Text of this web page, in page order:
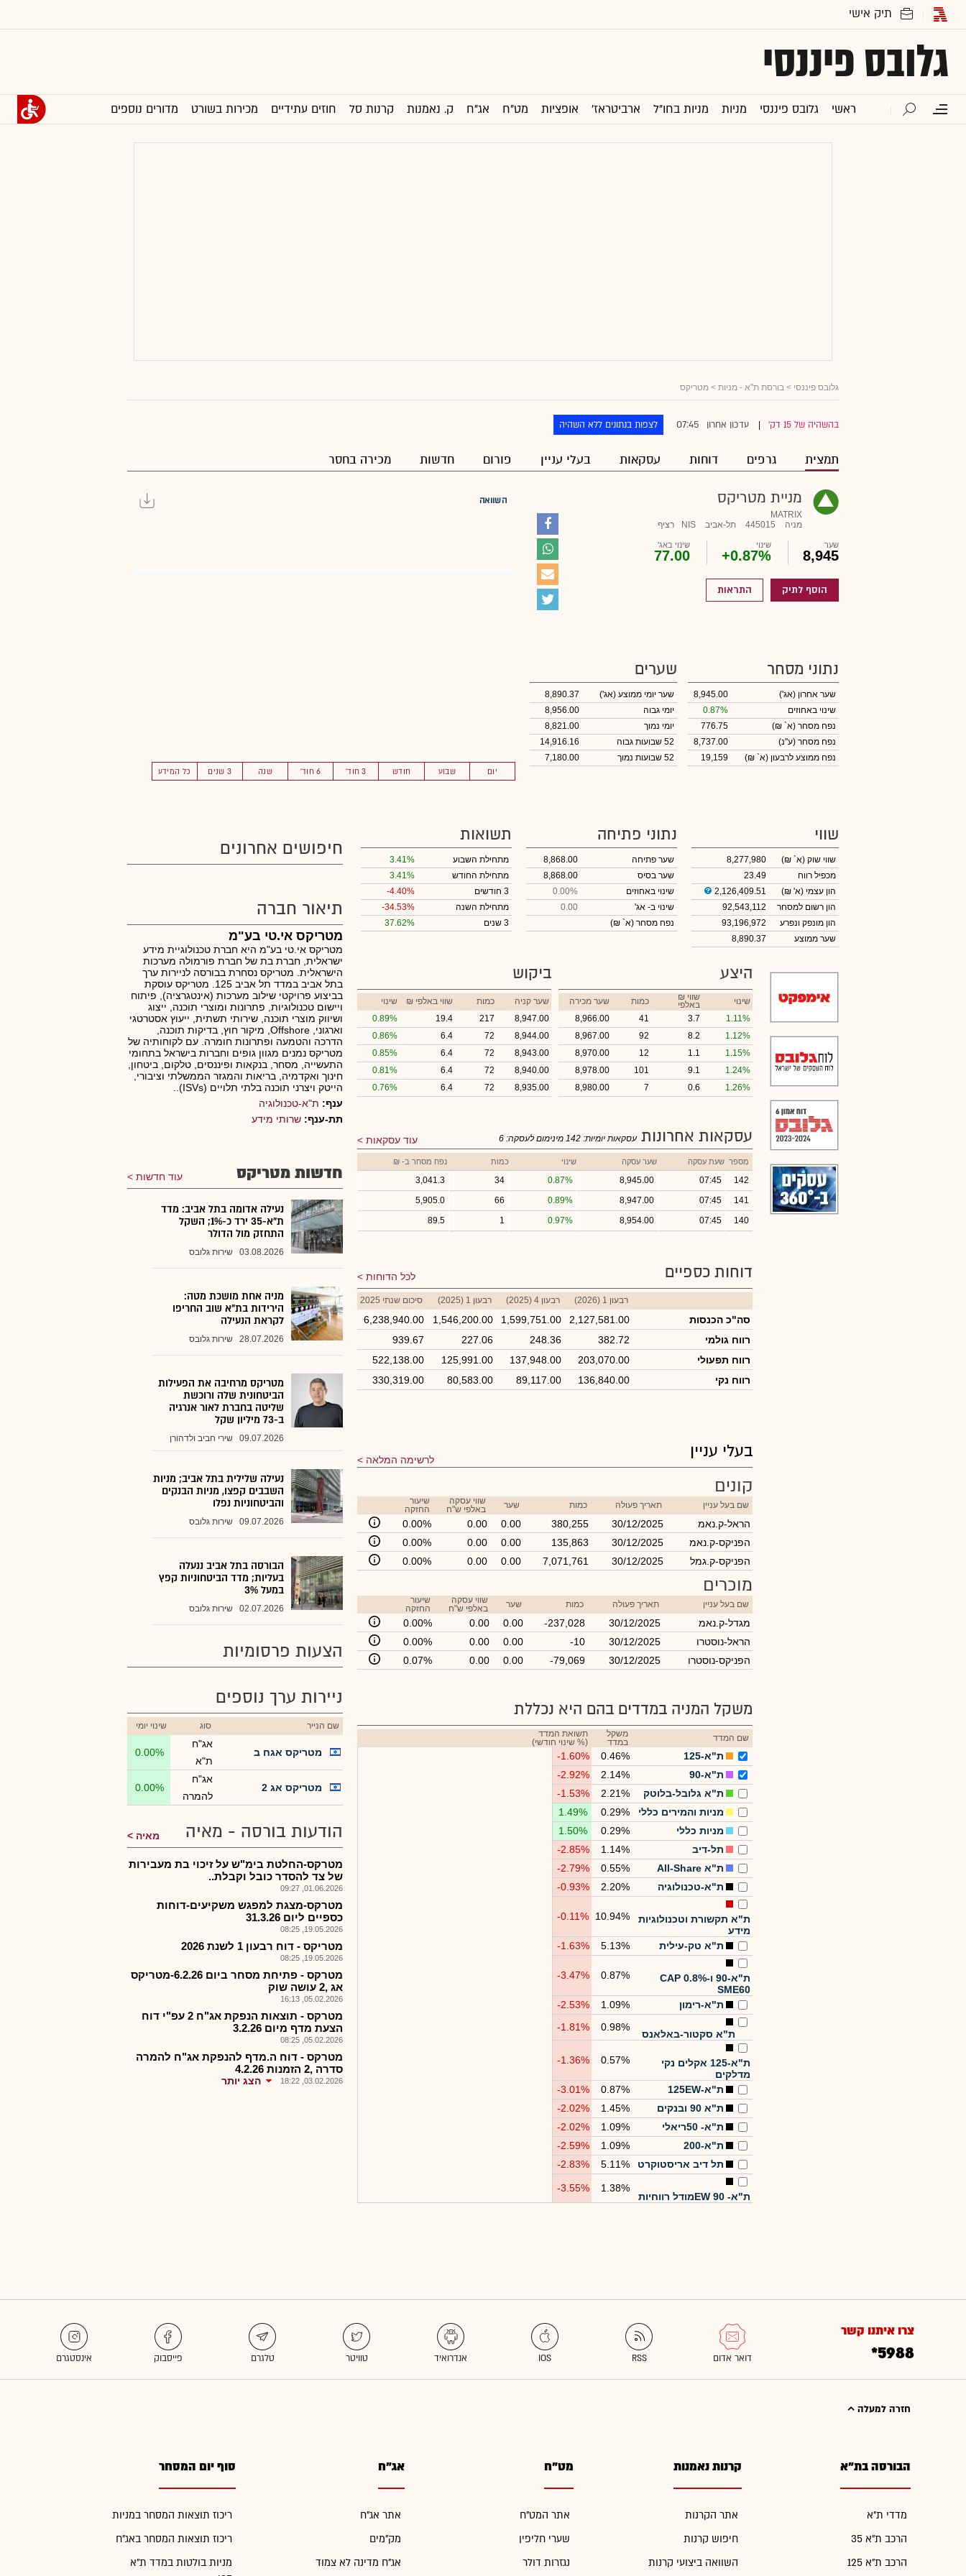
גלובס פיננסי
ראשי גלובס פיננסי מניות מניות בחו"ל ארביטראז' אופציות מט"ח אג"ח ק. נאמנות קרנות סל חוזים עתידיים מכירות בשורט מדורים נוספים
גלובס פיננסי > בורסת ת"א - מניות > מטריקס
בהשהיה של 15 דק' עדכון אחרון 07:45 לצפות בנתונים ללא השהיה
תמצית גרפים דוחות עסקאות בעלי עניין פורום חדשות מכירה בחסר
מניית מטריקס
MATRIX
מניה
445015 תל-אביב NIS רציף
שער
8,945
שינוי
+0.87%
שינוי באג'
77.00
הוסף לתיק התראות
השוואה
יום שבוע חודש 3 חוד' 6 חוד' שנה 3 שנים כל המידע
נתוני מסחר
שער אחרון (אג')
8,945.00
שינוי באחוזים
0.87%
נפח מסחר (א` ₪)
776.75
נפח מסחר (ע"נ)
8,737.00
נפח ממוצע לרבעון (א` ₪)
19,159
שערים
שער יומי ממוצע (אג')
8,890.37
יומי גבוה
8,956.00
יומי נמוך
8,821.00
52 שבועות גבוה
14,916.16
52 שבועות נמוך
7,180.00
שווי
שווי שוק (א` ₪)
8,277,980
מכפיל רווח
23.49
הון עצמי (א' ₪)
2,126,409.51
הון רשום למסחר
92,543,112
הון מונפק ונפרע
93,196,972
שער ממוצע
8,890.37
נתוני פתיחה
שער פתיחה
8,868.00
שער בסיס
8,868.00
שינוי באחוזים
0.00%
שינוי ב- אג'
0.00
נפח מסחר (א` ₪)
תשואות
מתחילת השבוע
3.41%
מתחילת החודש
3.41%
3 חודשים
-4.40%
מתחילת השנה
-34.53%
3 שנים
37.62%
היצע
שינוי ₪ שווי
באלפי כמות
שער מכירה
1.11%
3.7
41
8,966.00
1.12%
8.2
92
8,967.00
1.15%
1.1
12
8,970.00
1.24%
9.1
101
8,978.00
1.26%
0.6
7
8,980.00
ביקוש
שער קניה כמות ₪ שווי באלפי
שינוי
8,947.00
217
19.4
0.89%
8,944.00
72
6.4
0.86%
8,943.00
72
6.4
0.85%
8,940.00
72
6.4
0.81%
8,935.00
72
6.4
0.76%
עסקאות אחרונות עוד עסקאות עסקאות יומיות: 142 מינימום לעסקה: 6
מספר שעת עסקה שער עסקה שינוי כמות נפח מסחר ב- ₪
142
07:45
8,945.00
0.87%
34
3,041.3
141
07:45
8,947.00
0.89%
66
5,905.0
140
07:45
8,954.00
0.97%
1
89.5
דוחות כספיים לכל הדוחות
רבעון 1 (2026) רבעון 4 (2025) רבעון 1 (2025) סיכום שנתי 2025
סה"כ הכנסות 2,127,581.00
1,599,751.00
1,546,200.00
6,238,940.00
רווח גולמי
382.72
248.36
227.06
939.67
רווח תפעולי
203,070.00
137,948.00
125,991.00
522,138.00
רווח נקי
136,840.00
89,117.00
80,583.00
330,319.00
בעלי עניין לרשימה המלאה
קונים
שם בעל עניין תאריך פעולה כמות שער
שווי עסקה
באלפי ש"ח
שיעור
החזקה
הראל-ק.נאמ 30/12/2025
380,255
0.00
0.00
0.00%
הפניקס-ק.נאמ
30/12/2025
135,863
0.00
0.00
0.00%
הפניקס-ק.גמל
30/12/2025
7,071,761
0.00
0.00
0.00%
מוכרים
שם בעל עניין תאריך פעולה כמות שער
שווי עסקה
באלפי ש"ח
שיעור
החזקה
מגדל-ק.נאמ 30/12/2025
-237,028
0.00
0.00
0.00%
הראל-נוסטרו
30/12/2025
-10
0.00
0.00
0.00%
הפניקס-נוסטרו
30/12/2025
-79,069
0.00
0.00
0.07%
משקל המניה במדדים בהם היא נכללת
שם המדד
משקל
במדד
תשואת המדד
(% שינוי חודשי)
ת"א-125 0.46%
-1.60%
ת"א-90
2.14%
-2.92%
ת"א גלובל-בלוטק
2.21%
-1.53%
מניות והמירים כללי
0.29%
1.49%
מניות כללי
0.29%
1.50%
תל-דיב
1.14%
-2.85%
ת"א All-Share
0.55%
-2.79%
ת"א-טכנולוגיה
2.20%
-0.93%
ת"א תקשורת וטכנולוגיות
מידע
10.94%
-0.11%
ת"א טק-עילית 5.13%
-1.63%
ת"א-90 ו-CAP 0.8%
SME60
0.87%
-3.47%
ת"א-רימון 1.09%
-2.53%
ת"א סקטור-באלאנס
0.98%
-1.81%
ת"א-125 אקלים נקי
מדלקים
0.57%
-1.36%
ת"א-125EW 0.87%
-3.01%
ת"א 90 ובנקים
1.45%
-2.02%
ת"א- 50ריאלי
1.09%
-2.02%
ת"א-200
1.09%
-2.59%
תל דיב אריסטוקרט
5.11%
-2.83%
ת"א- EW 90מודל רווחיות
1.38%
-3.55%
חיפושים אחרונים
תיאור חברה
מטריקס אי.טי בע"מ
מטריקס אי.טי בע"מ היא חברת טכנולוגיית מידע
ישראלית, חברת בת של חברת פורמולה מערכות
הישראלית. מטריקס נסחרת בבורסה לניירות ערך
בתל אביב במדד תל אביב 125. מטריקס עוסקת
בביצוע פרויקטי שילוב מערכות (אינטגרציה), פיתוח
ויישום טכנולוגיות, פתרונות ומוצרי תוכנה, ייצוג
ושיווק מוצרי תוכנה, שירותי תשתית, ייעוץ אסטרטגי
וארגוני, Offshore, מיקור חוץ, בדיקות תוכנה,
הדרכה והטמעה ופתרונות חומרה. עם לקוחותיה של
מטריקס נמנים מגוון גופים וחברות בישראל בתחומי
התעשייה, מסחר, בנקאות ופיננסים, טלקום, ביטחון,
חינוך ואקדמיה, בריאות והמגזר הממשלתי וציבורי,
הייטק ויצרני תוכנה בלתי תלויים (ISVs)..
ענף: ת"א-טכנולוגיה
תת-ענף: שרותי מידע
חדשות מטריקס עוד חדשות
נעילה אדומה בתל אביב: מדד
ת"א-35 ירד כ-1%; השקל
התחזק מול הדולר
03.08.2026 שירות גלובס
מניה אחת מושכת מטה:
הירידות בת"א שוב החריפו
לקראת הנעילה
28.07.2026 שירות גלובס
מטריקס מרחיבה את הפעילות
הביטחונית שלה ורוכשת
שליטה בחברת לאור אנרגיה
ב-73 מיליון שקל
09.07.2026 שירי חביב ולדהורן
נעילה שלילית בתל אביב; מניות
השבבים קפצו, מניות הבנקים
והביטחוניות נפלו
09.07.2026 שירות גלובס
הבורסה בתל אביב ננעלה
בעליות; מדד הביטחוניות קפץ
במעל 3%
02.07.2026 שירות גלובס
הצעות פרסומיות
ניירות ערך נוספים
שם הנייר סוג שינוי יומי
מטריקס אגח ב
אג"ח
ת"א
0.00%
מטריקס אג 2
אג"ח
להמרה
0.00%
הודעות בורסה - מאיה מאיה
מטרקס-החלטת בימ"ש על זיכוי בת מעבירות
של צד להסדר כובל וקבלת..
01.06.2026, 09:27
מטרקס-מצגת למפגש משקיעים-דוחות
כספיים ליום 31.3.26
19.05.2026, 08:25
מטריקס - דוח רבעון 1 לשנת 2026
19.05.2026, 08:25
מטרקס - פתיחת מסחר ביום 6.2.26-מטריקס
אג ,2 עושה שוק
05.02.2026, 16:13
מטרקס - תוצאות הנפקת אג"ח 2 עפ"י דוח
הצעת מדף מיום 3.2.26
05.02.2026, 08:25
מטרקס - דוח ה.מדף להנפקת אג"ח להמרה
סדרה ,2 הזמנות 4.2.26
03.02.2026, 18:22 הצג יותר
צרו איתנו קשר
*5988
חזרה למעלה
הבורסה בת"א
מדדי ת"א
הרכב ת"א 35
הרכב ת"א 125
קרנות נאמנות
אתר הקרנות
חיפוש קרנות
השוואה ביצועי קרנות
מט"ח
אתר המט"ח
שערי חליפין
נגזרות דולר
אג"ח
אתר אג"ח
מק"מים
אג"ח מדינה לא צמוד
סוף יום המסחר
ריכוז תוצאות המסחר במניות
ריכוז תוצאות המסחר באג"ח
מניות בולטות במדד ת"א